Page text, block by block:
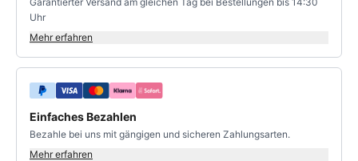
Uhr
Mehr erfahren
Einfaches Bezahlen
Bezahle bei uns mit gängigen und sicheren Zahlungsarten.
Mehr erfahren